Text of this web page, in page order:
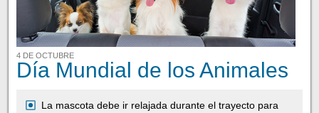
4 DE OCTUBRE
Día Mundial de los Animales
La mascota debe ir relajada durante el trayecto para